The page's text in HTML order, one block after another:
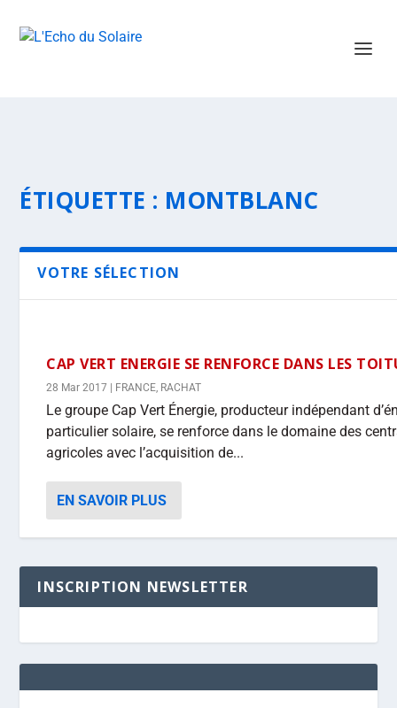
ÉTIQUETTE : MONTBLANC
VOTRE SÉLECTION
CAP VERT ENERGIE SE RENFORCE DANS LES
28 Mar 2017 FRANCE, RACHAT
Le groupe Cap Vert Énergie, producteur indépendant
particulier solaire, se renforce dans le domaine des
agricoles avec l’acquisition de...
EN SAVOIR PLUS
INSCRIPTION NEWSLETTER